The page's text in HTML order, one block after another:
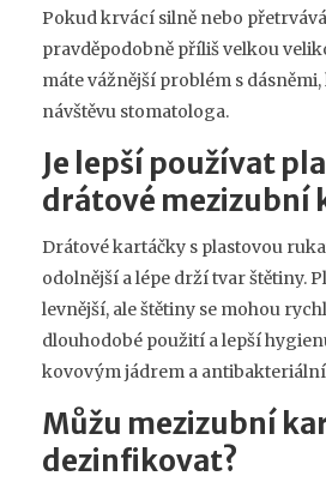
Pokud krvácí silně nebo
pravděpodobně příliš velkou
máte vážnější problém s
návštěvu stomatologa.
Je lepší používat
drátové mezizubní
Drátové kartáčky s plastovou
odolnější a lépe drží tvar štětiny.
levnější, ale štětiny se mohou
dlouhodobé použití a lepší
kovovým jádrem a
Můžu mezizubní
dezinfikovat?